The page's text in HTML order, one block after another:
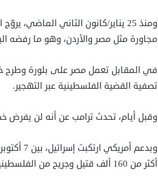
ومنذ 25 يناير/كانون الثاني
مجاورة مثل مصر والأردن، وهو ما رفضه
في المقابل تعمل مصر على بلورة وطرح
تصفية القضية الفلسطينية عبر التهجير.
وقبل أيام، تحدث ترامب عن أنه لن
أكثر من 160 ألف قتيل وجريح من الفلسطينيين، معظمهم أطفال ونساء، وما يزيد على 14 ألف مفقود.